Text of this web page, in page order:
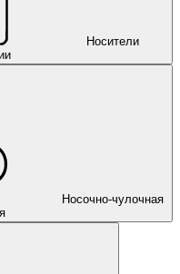
Носители
Носочно-чулочная